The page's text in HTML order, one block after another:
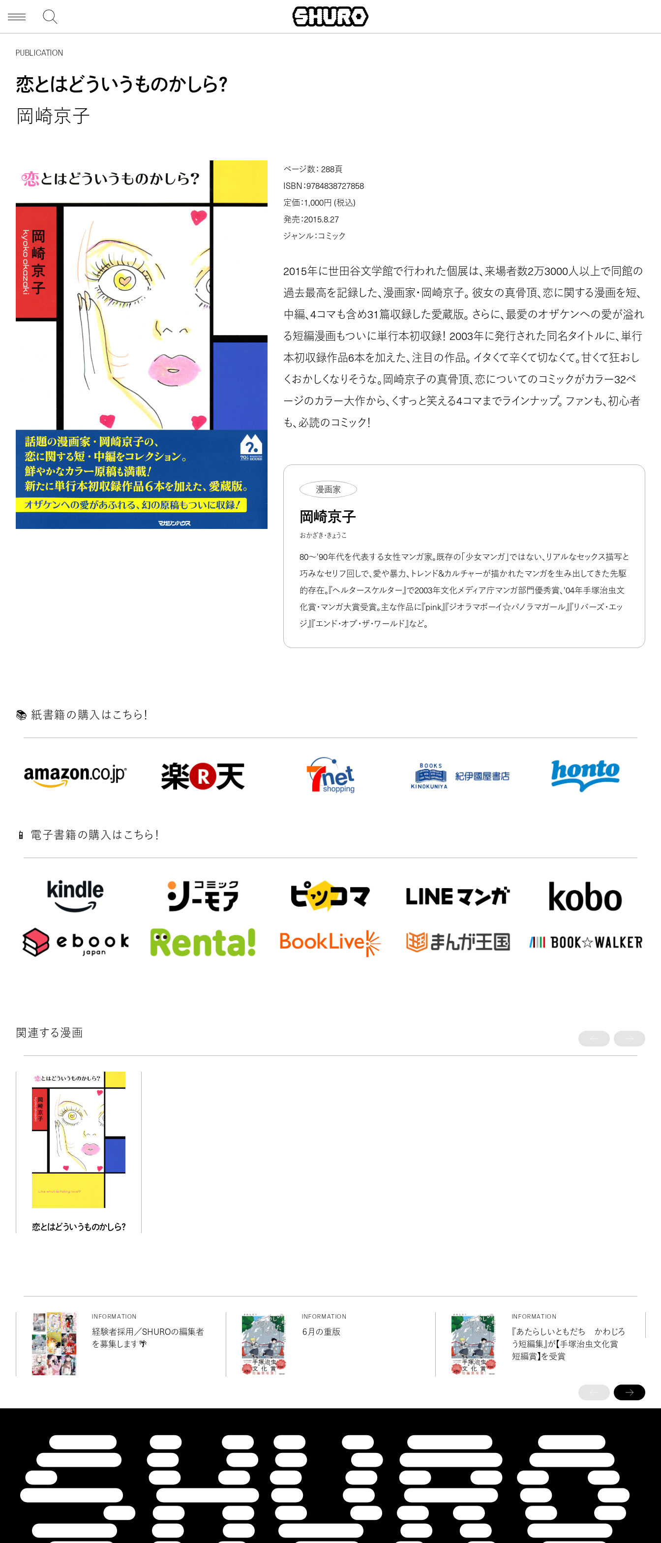
PUBLICATION
恋とはどういうものかしら？
岡崎京子
ページ数： 288頁
ISBN：9784838727858
定価：1,000円 (税込)
発売：2015.8.27
ジャンル：コミック
2015年に世田谷文学館で行われた個展は、来場者数2万3000人以上で同館の
過去最高を記録した、漫画家・岡崎京子。 彼女の真骨頂、恋に関する漫画を短、
中編、4コマも含め31篇収録した愛蔵版。 さらに、最愛のオザケンへの愛が溢れ
る短編漫画もついに単行本初収録！ 2003年に発行された同名タイトルに、単行
本初収録作品6本を加えた、注目の作品。 イタくて辛くて切なくて。甘くて狂おし
くおかしくなりそうな。岡崎京子の真骨頂、恋についてのコミックがカラー32ペ
ージのカラー大作から、くすっと笑える4コマまでラインナップ。 ファンも、初心者
も、必読のコミック！
漫画家
岡崎京子
おかざき・きょうこ
80〜'90年代を代表する女性マンガ家。既存の「少女マンガ」ではない、リアルなセックス描写と
巧みなセリフ回しで、愛や暴力、トレンド&カルチャーが描かれたマンガを生み出してきた先駆
的存在。『ヘルタースケルター』で2003年文化メディア庁マンガ部門優秀賞、'04年手塚治虫文
化賞・マンガ大賞受賞。主な作品に『pink』『ジオラマボーイ☆パノラマガール』『リバーズ・エッ
ジ』『エンド・オブ・ザ・ワールド』など。
📚️ 紙書籍の購入はこちら！
📱 電子書籍の購入はこちら！
関連する漫画
恋とはどういうものかしら？
INFORMATION
経験者採用／SHUROの編集者
を募集します🌴
INFORMATION
６月の重版
INFORMATION
『あたらしいともだち かわじろ
う短編集』が【手塚治虫文化賞
短編賞】を受賞